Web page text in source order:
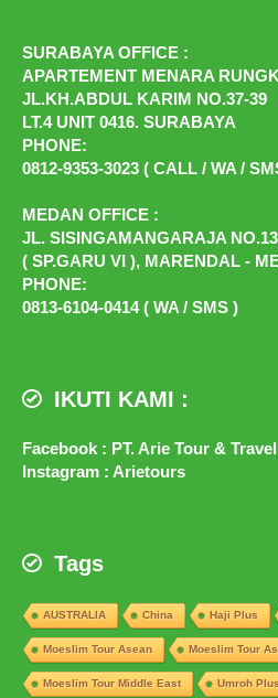
SURABAYA OFFICE :
APARTEMENT MENARA
JL.KH.ABDUL KARIM NO.37-39
LT.4 UNIT 0416. SURABAYA
PHONE:
0812-9353-3023 ( CALL / WA /
MEDAN OFFICE :
JL. SISINGAMANGARAJA NO.13
( SP.GARU VI ), MARENDAL -
PHONE:
0813-6104-0414 ( WA / SMS )
IKUTI KAMI :
Facebook : PT. Arie Tour & Travel
Instagram : Arietours
Tags
AUSTRALIA China Haji Plus
Moeslim Tour Asean Moeslim Tour
Moeslim Tour Middle East Umroh